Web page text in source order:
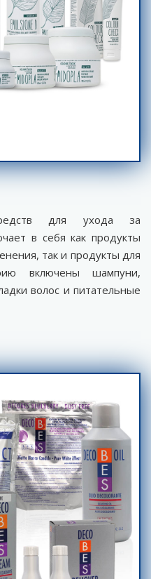
для ухода за
в себя как продукты
так и продукты для
включены шампуни,
волос и питательные